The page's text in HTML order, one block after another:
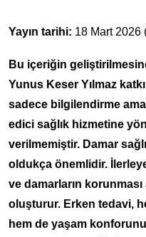
Yayın tarihi: 18 Mart 2026
Bu içeriğin
Yunus Keser Yılmaz
sadece bilgilendirme
edici sağlık hizmetine
verilmemiştir. Damar
oldukça önemlidir.
ve damarların
oluşturur. Erken tedavi,
hem de yaşam